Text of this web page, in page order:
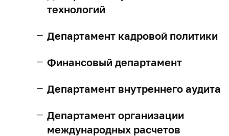
технологий
Департамент кадровой политики
Финансовый департамент
Департамент внутреннего аудита
Департамент организации
международных расчетов